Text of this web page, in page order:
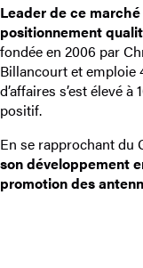
Leader de ce
positionnement
fondée en 2006 par
Billancourt et emploie
d’affaires s’est élevé
positif.
En se rapprochant du
son développement
promotion des